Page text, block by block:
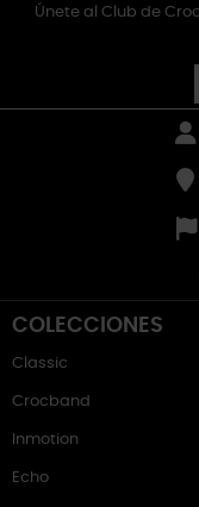
Únete al Club de
COLECCIONES
Classic
Crocband
Inmotion
Echo